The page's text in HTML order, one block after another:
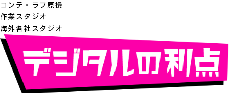
コンテ・ラフ原撮
作業スタジオ
海外各社スタジオ